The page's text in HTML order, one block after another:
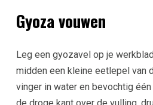
Gyoza vouwen
Leg een gyozavel op je
midden een kleine eetlepel van
vinger in water en bevochtig